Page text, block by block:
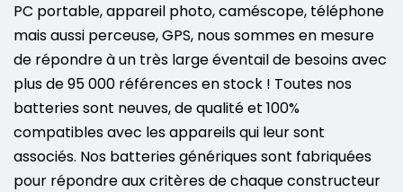
PC portable, appareil photo, caméscope, téléphone
mais aussi perceuse, GPS, nous sommes en mesure
de répondre à un très large éventail de besoins avec
plus de 95 000 références en stock ! Toutes nos
batteries sont neuves, de qualité et 100%
compatibles avec les appareils qui leur sont
associés. Nos batteries génériques sont fabriquées
pour répondre aux critères de chaque constructeur